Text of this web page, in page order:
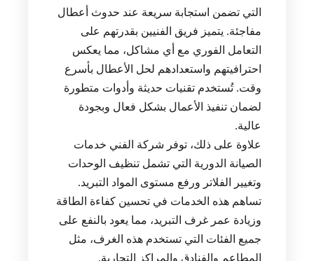
التي تضمن استجابة سريعة عند حدوث أعطال
مفاجئة. يتميز فريق الفنيين بقدرتهم على
التعامل الفوري مع أي مشاكل، مما يعكس
احترافيتهم واستعدادهم لحل الأعطال بأسرع
وقت. تُستخدم تقنيات حديثة وأدوات متطورة
لضمان تنفيذ الأعمال بشكل فعال وبجودة
عالية.
علاوة على ذلك، توفر شركة الفني خدمات
الصيانة الدورية التي تشمل تنظيف الوحدات
وتغيير الفلاتر ورفع مستوى المواد التبريد.
تساهم هذه الخدمات في تحسين كفاءة الطاقة
وزيادة عمر غرف التبريد، مما يعود بالنفع على
جميع الفئات التي تستخدم هذه الغرف، مثل
المطاعم والفنادق والمراكز التجارية.